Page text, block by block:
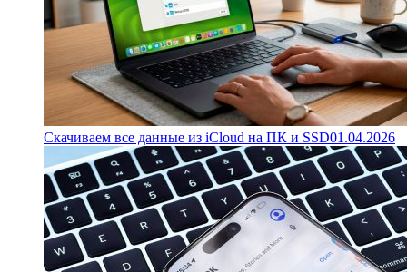
Скачиваем все данные из iCloud на ПК и SSD01.04.2026